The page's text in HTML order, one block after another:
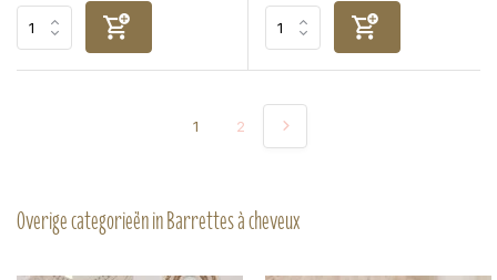
1 2
Overige categorieën in Barrettes à cheveux